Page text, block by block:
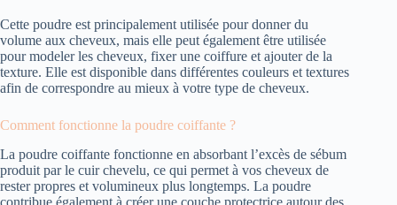
Cette poudre est principalement utilisée pour donner du
volume aux cheveux, mais elle peut également être utilisée
pour modeler les cheveux, fixer une coiffure et ajouter de la
texture. Elle est disponible dans différentes couleurs et textures
afin de correspondre au mieux à votre type de cheveux.
Comment fonctionne la poudre coiffante ?
La poudre coiffante fonctionne en absorbant l’excès de sébum
produit par le cuir chevelu, ce qui permet à vos cheveux de
rester propres et volumineux plus longtemps. La poudre
contribue également à créer une couche protectrice autour des